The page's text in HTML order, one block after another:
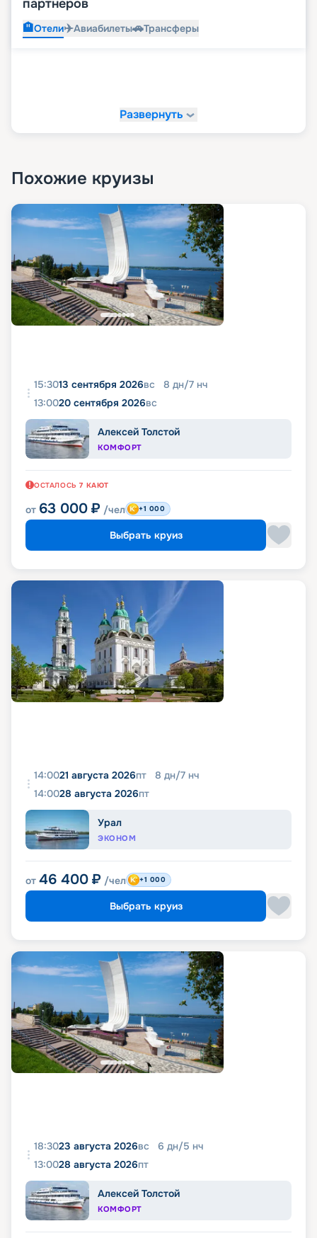
партнеров
🏨Отели✈️Авиабилеты🚗Трансферы
Развернуть
Похожие круизы
15:3013 сентября 2026вс 8 дн/7 нч
13:0020 сентября 2026вс
Алексей Толстой
КОМФОРТ
ОСТАЛОСЬ 7 КАЮТ
от 63 000 ₽ /чел +1 000
Выбрать круиз
14:0021 августа 2026пт 8 дн/7 нч
14:0028 августа 2026пт
Урал
ЭКОНОМ
от 46 400 ₽ /чел +1 000
Выбрать круиз
18:3023 августа 2026вс 6 дн/5 нч
13:0028 августа 2026пт
Алексей Толстой
КОМФОРТ